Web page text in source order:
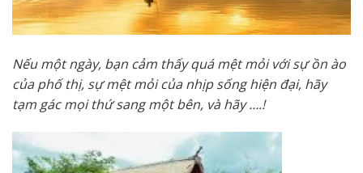
Nếu một ngày, bạn cảm thấy quá mệt mỏi với sự ồn ào
của phố thị, sự mệt mỏi của nhịp sống hiện đại, hãy
tạm gác mọi thứ sang một bên, và hãy ….!